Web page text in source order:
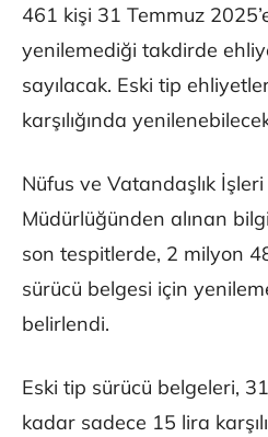
461 kişi 31 Temmuz
yenilemediği takdirde
sayılacak. Eski tip
karşılığında
Nüfus ve Vatandaşlık İşleri
Müdürlüğünden alınan
son tespitlerde, 2 milyon
sürücü belgesi için
belirlendi.
Eski tip sürücü belgeleri,
kadar sadece 15 lira